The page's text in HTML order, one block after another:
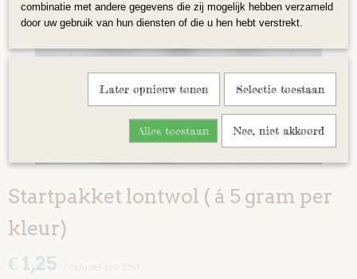
Startpakket lontwol ( á 5 gram per
kleur)
€ 1,25 (inclusief btw 21%)
combinatie met andere gegevens die zij mogelijk hebben verzameld
door uw gebruik van hun diensten of die u hen hebt verstrekt.
Later opnieuw tonen Selectie toestaan
Alles toestaan Nee, niet akkoord